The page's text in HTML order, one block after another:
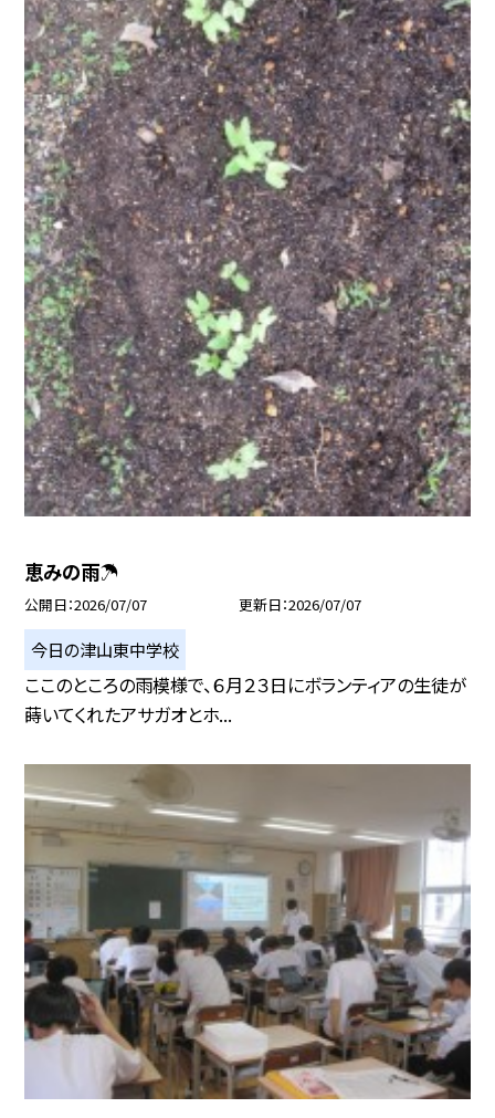
恵みの雨☂
公開日 2026/07/07 更新日 2026/07/07
今日の津山東中学校
ここのところの雨模様で、６月２３日にボランティアの生徒が
蒔いてくれたアサガオとホ...